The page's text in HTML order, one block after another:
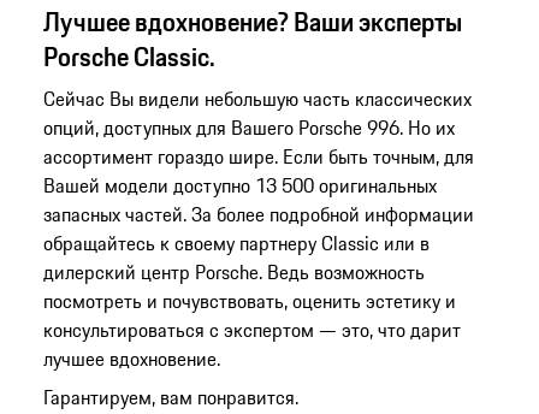
Лучшее вдохновение? Ваши эксперты
Porsche Classic.
Сейчас Вы видели небольшую часть классических
опций, доступных для Вашего Porsche 996. Но их
ассортимент гораздо шире. Если быть точным, для
Вашей модели доступно 13 500 оригинальных
запасных частей. За более подробной информации
обращайтесь к своему партнеру Classic или в
дилерский центр Porsche. Ведь возможность
посмотреть и почувствовать, оценить эстетику и
консультироваться с экспертом — это, что дарит
лучшее вдохновение.
Гарантируем, вам понравится.